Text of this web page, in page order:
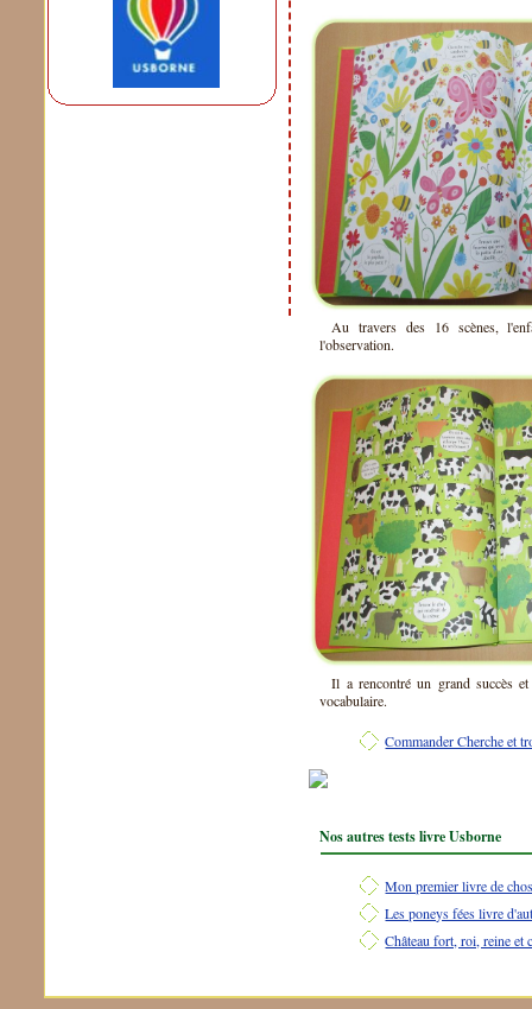
Au travers des 16 scènes,
l'observation.
Il a rencontré un grand succès
vocabulaire.
Commander Cherche et
Nos autres tests livre Usborne
Mon premier livre de
Les poneys fées livre
Château fort, roi, reine et